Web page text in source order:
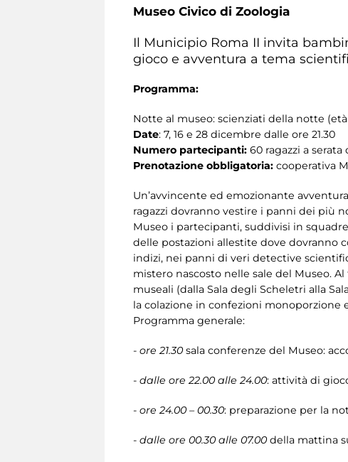
Museo Civico di Zoologia
Il Municipio Roma II invita
gioco e avventura a tema
Programma:
Notte al museo: scienziati della notte (età
Date: 7, 16 e 28 dicembre dalle ore 21.30
Numero partecipanti: 60 ragazzi a
Prenotazione obbligatoria: cooperativa
Un’avvincente ed emozionante
ragazzi dovranno vestire i panni dei più
Museo i partecipanti, suddivisi in
delle postazioni allestite dove dovranno
indizi, nei panni di veri detective
mistero nascosto nelle sale del Museo.
museali (dalla Sala degli Scheletri alla
la colazione in confezioni
Programma generale:
- ore 21.30 sala conferenze del Museo:
- dalle ore 22.00 alle 24.00: attività di
- ore 24.00 – 00.30: preparazione per la
- dalle ore 00.30 alle 07.00 della mattina